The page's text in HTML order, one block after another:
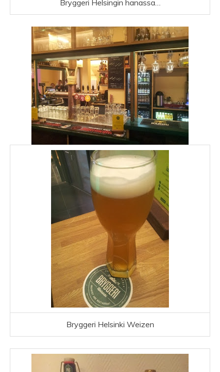
Bryggeri Helsingin hanassa…
Bryggeri Helsinki Weizen